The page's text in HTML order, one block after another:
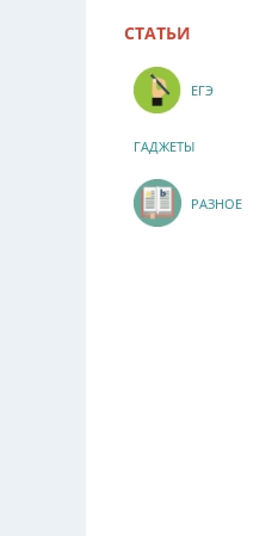
СТАТЬИ
ЕГЭ
ГАДЖЕТЫ
РАЗНОЕ